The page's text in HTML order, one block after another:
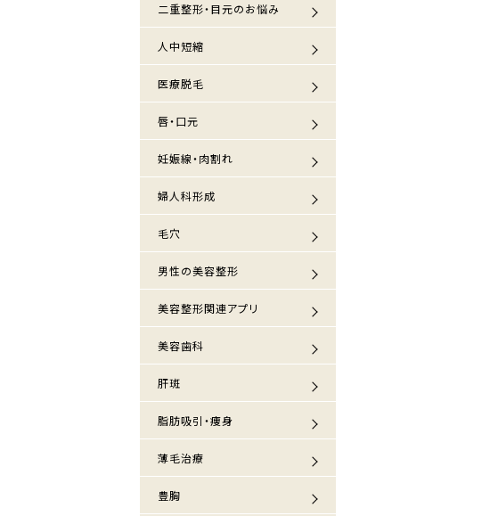
二重整形・目元のお悩み
人中短縮
医療脱毛
唇・口元
妊娠線・肉割れ
婦人科形成
毛穴
男性の美容整形
美容整形関連アプリ
美容歯科
肝斑
脂肪吸引・痩身
薄毛治療
豊胸